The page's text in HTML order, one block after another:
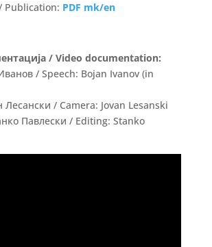
Publication: PDF mk/en
/ Video documentation:
/ Speech: Bojan Ivanov (in
Лесански / Camera: Jovan Lesanski
Павлески / Editing: Stanko